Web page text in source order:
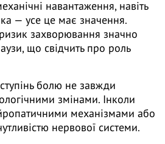
навантаження, навіть
— усе це має значення.
захворювання значно
що свідчить про роль
болю не завжди
змінами. Інколи
механізмами або
нервової системи.